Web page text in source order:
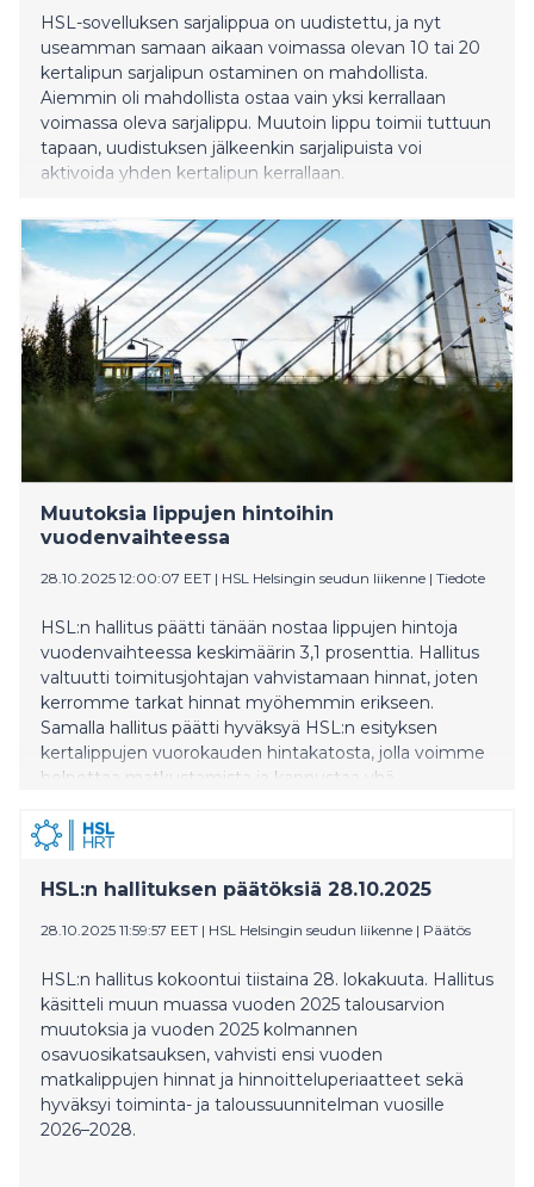
HSL-sovelluksen sarjalippua on uudistettu, ja nyt
useamman samaan aikaan voimassa olevan 10 tai 20
kertalipun sarjalipun ostaminen on mahdollista.
Aiemmin oli mahdollista ostaa vain yksi kerrallaan
voimassa oleva sarjalippu. Muutoin lippu toimii tuttuun
tapaan, uudistuksen jälkeenkin sarjalipuista voi
aktivoida yhden kertalipun kerrallaan.
Muutoksia lippujen hintoihin
vuodenvaihteessa
28.10.2025 12:00:07 EET | HSL Helsingin seudun liikenne | Tiedote
HSL:n hallitus päätti tänään nostaa lippujen hintoja
vuodenvaihteessa keskimäärin 3,1 prosenttia. Hallitus
valtuutti toimitusjohtajan vahvistamaan hinnat, joten
kerromme tarkat hinnat myöhemmin erikseen.
Samalla hallitus päätti hyväksyä HSL:n esityksen
kertalippujen vuorokauden hintakatosta, jolla voimme
helpottaa matkustamista ja kannustaa yhä
Hintakaton ansiosta kertalipuilla matkustava asiakas
maksaa tulevaisuudessa enintään vuorokausilipun
hinnan verran vuorokaudessa. Hintakatto tulee
käyttöön vaiheittain ja sen tarkemmasta aikataulusta
kerrotaan myöhemmin. Tarkoitus on ottaa se
kertalipuissa.
HSL:n hallituksen päätöksiä 28.10.2025
28.10.2025 11:59:57 EET | HSL Helsingin seudun liikenne | Päätös
HSL:n hallitus kokoontui tiistaina 28. lokakuuta. Hallitus
käsitteli muun muassa vuoden 2025 talousarvion
muutoksia ja vuoden 2025 kolmannen
osavuosikatsauksen, vahvisti ensi vuoden
matkalippujen hinnat ja hinnoitteluperiaatteet sekä
hyväksyi toiminta- ja taloussuunnitelman vuosille
2026–2028.